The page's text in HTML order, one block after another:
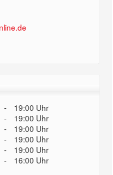
-
19:00 Uhr
-
19:00 Uhr
-
19:00 Uhr
-
19:00 Uhr
-
19:00 Uhr
- 16:00 Uhr